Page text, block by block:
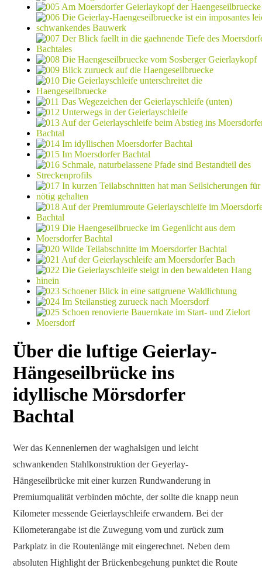
Über die luftige Geierlay-
Hängeseilbrücke ins
idyllische Mörsdorfer
Bachtal
Wer das Kennenlernen der waghalsigen und leicht
schwankenden Stahlkonstruktion der Geyerlay-
Hängeseilbrücke mit einer kurzen Rundwanderung in
Premiumqualität verbinden möchte, der sollte die knapp neun
Kilometer messende Geierlayschleife erwandern. Bei der
Kilometerangabe ist die Zuwegung vom und zurück zum
Parkplatz in die Routenlänge mit eingerechnet. Neben dem
absoluten Highlight der Brückenbegehung punktet die Route